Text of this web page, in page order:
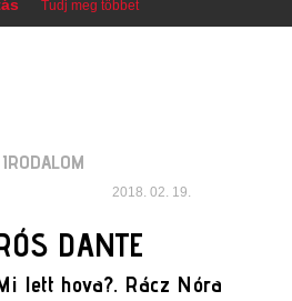
IRODALOM
2018. 02. 19.
DANTE
lett hova?. Rácz Nóra
Tudj meg többet